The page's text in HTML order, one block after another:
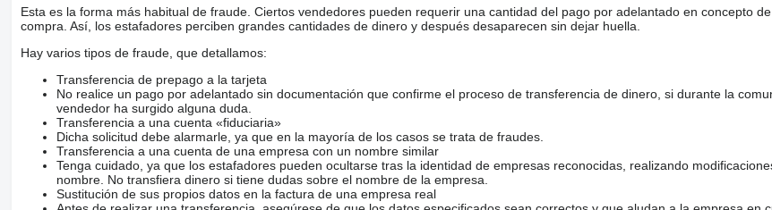
Esta es la forma más habitual de fraude. Ciertos vendedores pueden requerir una cantidad del pago por adelantado en concepto
compra. Así, los estafadores perciben grandes cantidades de dinero y después desaparecen sin dejar huella.
Hay varios tipos de fraude, que detallamos:
Transferencia de prepago a la tarjeta
No realice un pago por adelantado sin documentación que confirme el proceso de transferencia de dinero, si durante la
vendedor ha surgido alguna duda.
Transferencia a una cuenta «fiduciaria»
Dicha solicitud debe alarmarle, ya que en la mayoría de los casos se trata de fraudes.
Transferencia a una cuenta de una empresa con un nombre similar
Tenga cuidado, ya que los estafadores pueden ocultarse tras la identidad de empresas reconocidas, realizando
nombre. No transfiera dinero si tiene dudas sobre el nombre de la empresa.
Sustitución de sus propios datos en la factura de una empresa real